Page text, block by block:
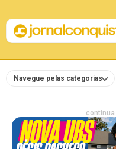
Navegue pelas categorias